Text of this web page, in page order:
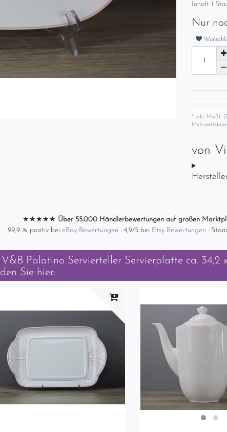
Inhalt 1
Nur
* inkl. MwSt.
von
★★★★★ Über 55.000 Händlerbewertungen auf großen
99,9 % positiv bei eBay-Bewertungen · 4,9/5 bei Etsy-Bewertungen ·
Palatino Servierteller Servierplatte ca. 34,2
Sie hier: